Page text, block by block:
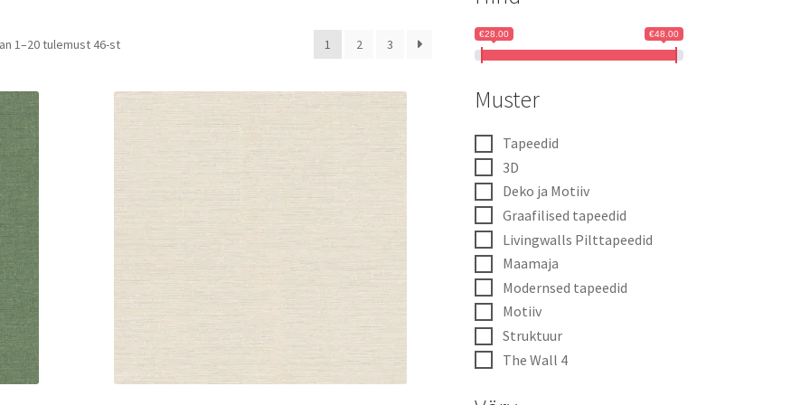
1–20 tulemust 46-stSorted
1 2 3
€28.00 €48.00
Muster
Tapeedid
3D
Deko ja Motiiv
Graafilised tapeedid
Livingwalls Pilttapeedid
Maamaja
Modernsed tapeedid
Motiiv
Struktuur
The Wall 4